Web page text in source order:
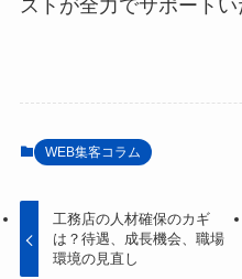
ストが全力でサポートい
WEB集客コラム
工務店の人材確保のカギ
は？待遇、成長機会、職場
環境の見直し